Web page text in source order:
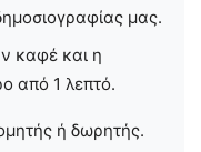
μας.
καφέ και η
από 1 λεπτό.
ή δωρητής.